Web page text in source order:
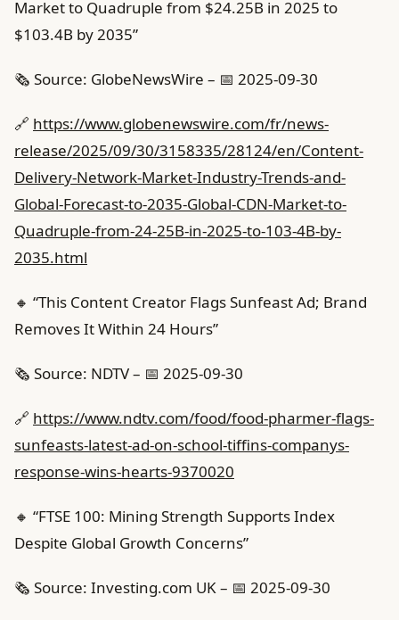
Market to Quadruple from $24.25B in 2025 to
$103.4B by 2035”
🗞️ Source: GlobeNewsWire – 📅 2025-09-30
🔗 https://www.globenewswire.com/fr/news-
release/2025/09/30/3158335/28124/en/Content-
Delivery-Network-Market-Industry-Trends-and-
Global-Forecast-to-2035-Global-CDN-Market-to-
Quadruple-from-24-25B-in-2025-to-103-4B-by-
2035.html
🔸 “This Content Creator Flags Sunfeast Ad; Brand
Removes It Within 24 Hours”
🗞️ Source: NDTV – 📅 2025-09-30
🔗 https://www.ndtv.com/food/food-pharmer-flags-
sunfeasts-latest-ad-on-school-tiffins-companys-
response-wins-hearts-9370020
🔸 “FTSE 100: Mining Strength Supports Index
Despite Global Growth Concerns”
🗞️ Source: Investing.com UK – 📅 2025-09-30